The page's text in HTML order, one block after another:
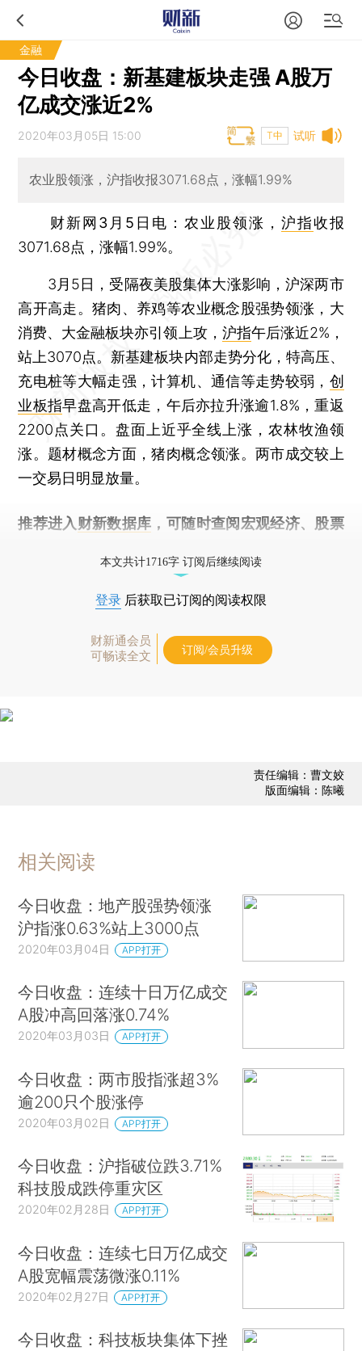
金融
今日收盘：新基建板块走强 A股万
亿成交涨近2%
试听
2020年03月05日 15:00 T中
农业股领涨，沪指收报3071.68点，涨幅1.99%
财新网3月5日电 ：农业股领涨， 沪指收报
3071.68点，涨幅1.99%。
3月5日，受隔夜美股集体大涨影响，沪深两市
高开高走。猪肉、养鸡等农业概念股强势领涨，大
消费、大金融板块亦引领上攻， 沪指午后涨近2%，
站上3070点。新基建板块内部走势分化，特高压、
充电桩等大幅走强，计算机、通信等走势较弱， 创
业板指早盘高开低走，午后亦拉升涨逾1.8%，重返
2200点关口。盘面上近乎全线上涨，农林牧渔领
涨。题材概念方面，猪肉概念领涨。两市成交较上
一交易日明显放量。
推荐进入 财新数据库 ，可随时查阅宏观经济、股票
本文共计1716字 订阅后继续阅读
登录 后获取已订阅的阅读权限
财新通会员
可畅读全文
订阅/会员升级
责任编辑：曹文姣
版面编辑：陈曦
相关阅读
今日收盘：地产股强势领涨
沪指涨0.63%站上3000点
2020年03月04日 APP打开
今日收盘：连续十日万亿成交
A股冲高回落涨0.74%
2020年03月03日 APP打开
今日收盘：两市股指涨超3%
逾200只个股涨停
2020年03月02日 APP打开
今日收盘：沪指破位跌3.71%
科技股成跌停重灾区
2020年02月28日 APP打开
今日收盘：连续七日万亿成交
A股宽幅震荡微涨0.11%
2020年02月27日 APP打开
今日收盘：科技板块集体下挫